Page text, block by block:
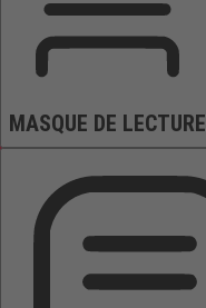
MASQUE DE LECTURE